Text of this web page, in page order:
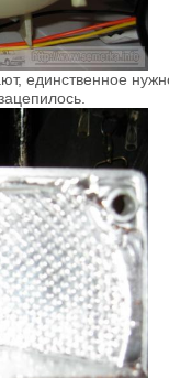
единственное